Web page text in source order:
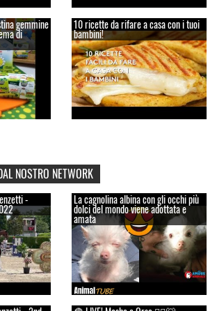
gemmine
di
10 ricette da rifare a casa con i tuoi
bambini!
NOSTRO NETWORK
- La cagnolina albina con gli occhi più
dolci del mondo viene adottata e
amata